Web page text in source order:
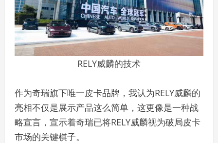
RELY威麟的技术
作为奇瑞旗下唯一皮卡品牌，我认为RELY威麟的
亮相不仅是展示产品这么简单，这更像是一种战
略宣言，宣示着奇瑞已将RELY威麟视为破局皮卡
市场的关键棋子。